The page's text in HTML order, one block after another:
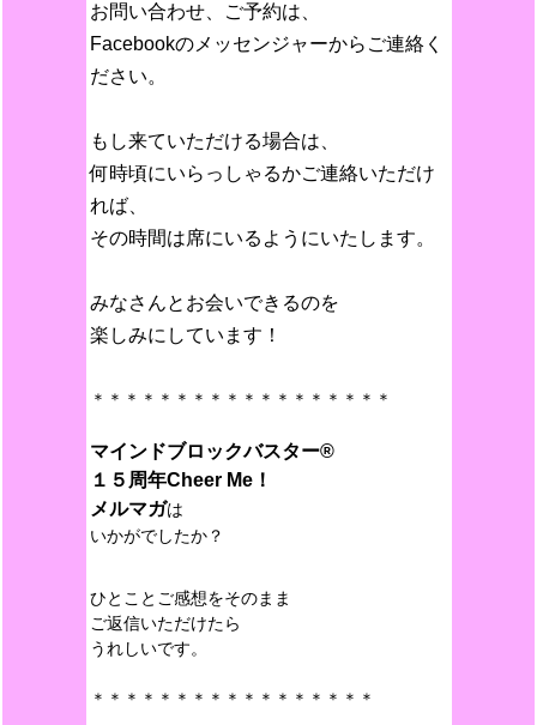
お問い合わせ、ご予約は、
Facebookのメッセンジャーからご連絡く
ださい。
もし来ていただける場合は、
何時頃にいらっしゃるかご連絡いただけ
れば、
その時間は席にいるようにいたします。
みなさんとお会いできるのを
楽しみにしています！
＊＊＊＊＊＊＊＊＊＊＊＊＊＊＊＊＊＊
マインドブロックバスター®︎
１５周年Cheer Me！
メルマガは
いかがでしたか？
ひとことご感想をそのまま
ご返信いただけたら
うれしいです。
＊＊＊＊＊＊＊＊＊＊＊＊＊＊＊＊＊